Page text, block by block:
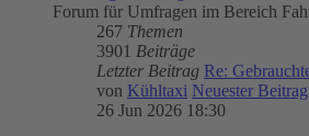
Forum für Umfragen im Bereich
267 Themen
3901 Beiträge
Letzter Beitrag Re:
von Kühltaxi Neuester Beitrag
26 Jun 2026 18:30